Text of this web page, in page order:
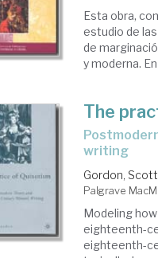
Esta obra,
estudio de
de
y moderna.
The
postmodern theory and eighteenth-century women's
writing
Gordon,
Palgrave
Modeling
eighteenth-
eighteenth-